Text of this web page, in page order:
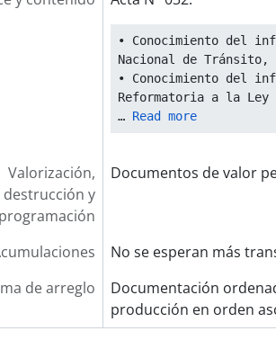
• Conocimiento del
Nacional de Tránsito,
• Conocimiento del
Reformatoria a la Ley
… Read more
Valorización,
destrucción y
programación
Documentos de valor
No se esperan más
de arreglo
Documentación
producción en orden